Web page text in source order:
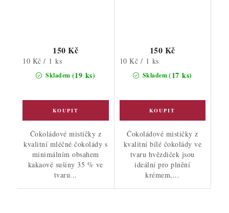
Skladem (19 ks)
150 Kč
Měrná
cena:
10 Kč / 1 ks
Čokoládové mističky z
kvalitní mléčné čokolády s
minimálním obsahem
kakaové sušiny 35 % ve
tvaru...
Skladem(17 ks)
150 Kč
Měrná
cena:
10 Kč / 1 ks
Čokoládové mističky z
kvalitní bílé čokolády ve
tvaru hvězdiček jsou
ideální pro plnění
krémem,...